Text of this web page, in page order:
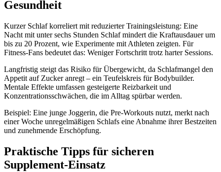
Gesundheit
Kurzer Schlaf korreliert mit reduzierter Trainingsleistung: Eine
Nacht mit unter sechs Stunden Schlaf mindert die Kraftausdauer um
bis zu 20 Prozent, wie Experimente mit Athleten zeigten. Für
Fitness-Fans bedeutet das: Weniger Fortschritt trotz harter Sessions.
Langfristig steigt das Risiko für Übergewicht, da Schlafmangel den
Appetit auf Zucker anregt – ein Teufelskreis für Bodybuilder.
Mentale Effekte umfassen gesteigerte Reizbarkeit und
Konzentrationsschwächen, die im Alltag spürbar werden.
Beispiel: Eine junge Joggerin, die Pre-Workouts nutzt, merkt nach
einer Woche unregelmäßigen Schlafs eine Abnahme ihrer Bestzeiten
und zunehmende Erschöpfung.
Praktische Tipps für sicheren
Supplement-Einsatz